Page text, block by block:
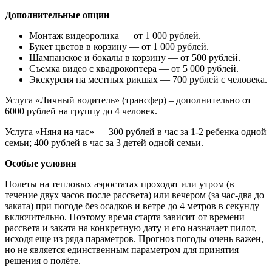
Дополнительные опции
Монтаж видеоролика — от 1 000 рублей.
Букет цветов в корзину — от 1 000 рублей.
Шампанское и бокалы в корзину — от 500 рублей.
Съемка видео с квадрокоптера — от 5 000 рублей.
Экскурсия на местных рикшах — 700 рублей с человека.
Услуга «Личный водитель» (трансфер) – дополнительно от
6000 рублей на группу до 4 человек.
Услуга «Няня на час» — 300 рублей в час за 1-2 ребенка одной
семьи; 400 рублей в час за 3 детей одной семьи.
Особые условия
Полеты на тепловых аэростатах проходят или утром (в
течение двух часов после рассвета) или вечером (за час-два до
заката) при погоде без осадков и ветре до 4 метров в секунду
включительно. Поэтому время старта зависит от времени
рассвета и заката на конкретную дату и его назначает пилот,
исходя еще из ряда параметров. Прогноз погоды очень важен,
но не является единственным параметром для принятия
решения о полёте.